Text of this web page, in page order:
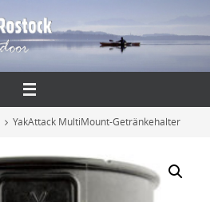
YakAttack MultiMount-Getränkehalter